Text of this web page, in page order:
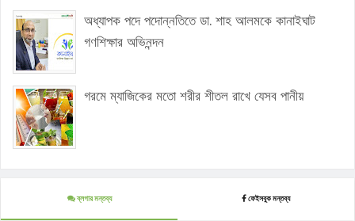
অধ্যাপক পদে পদোন্নতিতে ডা. শাহ আলমকে কানাইঘাট
গণশিক্ষার অভিনন্দন
গরমে ম্যাজিকের মতো শরীর শীতল রাখে যেসব পানীয়
ব্লগার মন্তব্য ফেইসবুক মন্তব্য